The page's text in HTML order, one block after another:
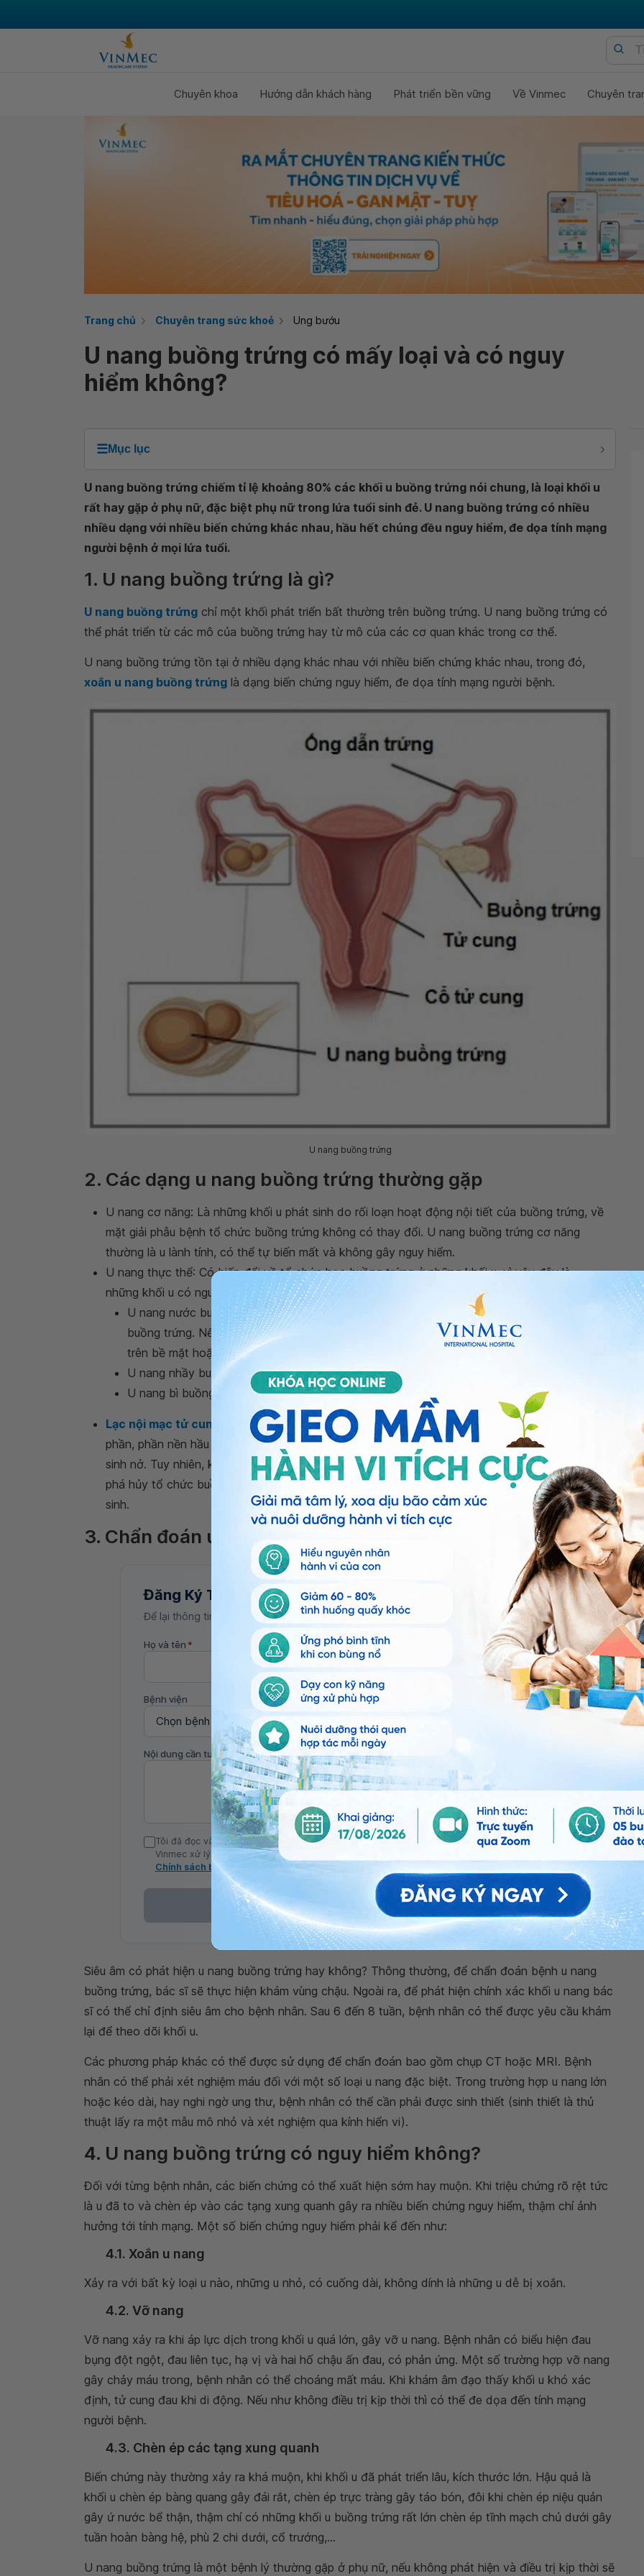
Chuyên khoa Hướng dẫn khách hàng Phát triển bền vững Về Vinmec Chuyên
Trang chủ Chuyên trang sức khoẻ Ung bướu
U nang buồng trứng có mấy loại và có nguy
hiểm không?
☰Mục lục
U nang buồng trứng chiếm tỉ lệ khoảng 80% các khối u buồng trứng nói chung, là loại khối u
rất hay gặp ở phụ nữ, đặc biệt phụ nữ trong lứa tuổi sinh đẻ. U nang buồng trứng có nhiều
nhiều dạng với nhiều biến chứng khác nhau, hầu hết chúng đều nguy hiểm, đe dọa tính mạng
người bệnh ở mọi lứa tuổi.
1. U nang buồng trứng là gì?
U nang buồng trứng chỉ một khối phát triển bất thường trên buồng trứng. U nang buồng trứng có
thể phát triển từ các mô của buồng trứng hay từ mô của các cơ quan khác trong cơ thể.
U nang buồng trứng tồn tại ở nhiều dạng khác nhau với nhiều biến chứng khác nhau, trong đó,
xoắn u nang buồng trứng là dạng biến chứng nguy hiểm, đe dọa tính mạng người bệnh.
U nang buồng trứng
2. Các dạng u nang buồng trứng thường gặp
U nang cơ năng: Là những khối u phát sinh do rối loạn hoạt động nội tiết của buồng trứng, về
mặt giải phẫu bệnh tổ chức buồng trứng không có thay đổi. U nang buồng trứng cơ năng
thường là u lành tính, có thể tự biến mất và không gây nguy hiểm.
U nang thực thể: Có biến đổi về tổ chức học buồng trứng ở những khối u, vì vậy đây là
những khối u có nguy cơ ung thư hóa. Trong đó:
U nang nước buồng trứng là dạng hay gặp nhất, chiếm khoảng 40% các khối u nang
buồng trứng. Nếu trên bề mặt u có các mạch máu tăng sinh hình lược, hay có các nhú
trên bề mặt hoặc trong lòng u là những dấu hiệu nghi ngờ ung thư hóa.
U nang nhầy buồng trứng: Chiếm khoảng 20% các khối u buồng trứng.
U nang bì buồng trứng: Chiếm khoảng 25% các khối u buồng trứng.
Lạc nội mạc tử cung dạng u nang:
Nội mạc tử cung là lớp màng trong của tử cung, gồm 2
phần, phần nền hầu như không thay theo chu kỳ kinh nguyệt, trong quá trình mang thai và khi
sinh nở. Tuy nhiên, khi tổ chức nội mạc tử cung phát triển ngay trên bề mặt buồng trứng, gây
phá hủy tổ chức buồng trứng lành. U thường gây đau, dính nhiều làm
tắc vòi trứnggây vô
sinh.
3. Chẩn đoán u nang buồng trứng
Đăng Ký Tư Vấn
Để lại thông tin, bác sĩ Vinmec sẽ liên hệ tư vấn trong 24 giờ.
Họ và tên * Số điện thoại
Bệnh viện
Nội dung cần tư vấn
Tôi đã đọc và đồng ý với Chính sách bảo vệ dữ liệu cá nhân của Vinmec và chấp thuận để
Vinmec xử lý DLCN của tôi theo quy định của pháp luật về bảo vệ DLCN.
Chính sách bảo mật
Siêu âm có phát hiện u nang buồng trứng hay không? Thông thường, để chẩn đoán bệnh u nang
buồng trứng, bác sĩ sẽ thực hiện khám vùng chậu. Ngoài ra, để phát hiện chính xác khối u nang bác
sĩ có thể chỉ định siêu âm cho bệnh nhân. Sau 6 đến 8 tuần, bệnh nhân có thể được yêu cầu khám
lại để theo dõi khối u.
Các phương pháp khác có thể được sử dụng để chẩn đoán bao gồm chụp CT hoặc MRI. Bệnh
nhân có thể phải xét nghiệm máu đối với một số loại u nang đặc biệt. Trong trường hợp u nang lớn
hoặc kéo dài, hay nghi ngờ ung thư, bệnh nhân có thể cần phải được sinh thiết (sinh thiết là thủ
thuật lấy ra một mẫu mô nhỏ và xét nghiệm qua kính hiển vi).
4. U nang buồng trứng có nguy hiểm không?
Đối với từng bệnh nhân, các biến chứng có thể xuất hiện sớm hay muộn. Khi triệu chứng rõ rệt tức
là u đã to và chèn ép vào các tạng xung quanh gây ra nhiều biến chứng nguy hiểm, thậm chí ảnh
hưởng tới tính mạng. Một số biến chứng nguy hiểm phải kể đến như:
4.1. Xoắn u nang
Xảy ra với bất kỳ loại u nào, những u nhỏ, có cuống dài, không dính là những u dễ bị xoắn.
4.2. Vỡ nang
Vỡ nang xảy ra khi áp lực dịch trong khối u quá lớn, gây vỡ u nang. Bệnh nhân có biểu hiện đau
bụng đột ngột, đau liên tục, hạ vị và hai hố chậu ấn đau, có phản ứng. Một số trường hợp vỡ nang
gây chảy máu trong, bệnh nhân có thể choáng mất máu. Khi khám âm đạo thấy khối u khó xác
định, tử cung đau khi di động. Nếu như không điều trị kịp thời thì có thể đe dọa đến tính mạng
người bệnh.
4.3. Chèn ép các tạng xung quanh
Biến chứng này thường xảy ra khá muộn, khi khối u đã phát triển lâu, kích thước lớn. Hậu quả là
khối u chèn ép bàng quang gây đái rắt, chèn ép trực tràng gây táo bón, đôi khi chèn ép niệu quản
gây ứ nước bể thận, thậm chí có những khối u buồng trứng rất lớn chèn ép tĩnh mạch chủ dưới gây
tuần hoàn bàng hệ, phù 2 chi dưới, cổ trướng,...
U nang buồng trứng là một bệnh lý thường gặp ở phụ nữ, nếu không phát hiện và điều trị kịp thời sẽ